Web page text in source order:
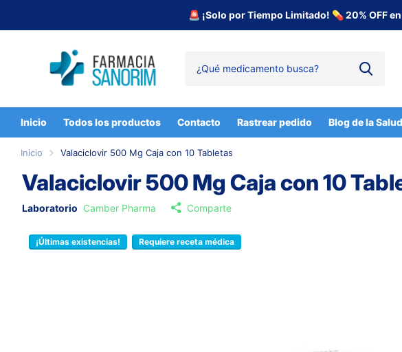
🚨 ¡Solo por Tiempo Limitado! 💊 20% OFF
Inicio Todos los productos Contacto Rastrear pedido Blog de la Salud
Inicio Valaciclovir 500 Mg Caja con 10 Tabletas
Valaciclovir 500 Mg Caja con 10
Laboratorio Camber Pharma Comparte
¡Últimas existencias! Requiere receta médica